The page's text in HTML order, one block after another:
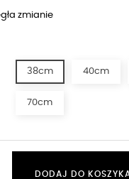
zmianie
38cm 40cm
70cm
DODAJ DO